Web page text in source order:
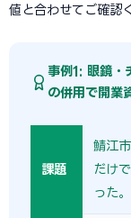
値と合わせてご確認
事例1: 眼鏡・
の併用で開業
課題
鯖江
だけ
った。